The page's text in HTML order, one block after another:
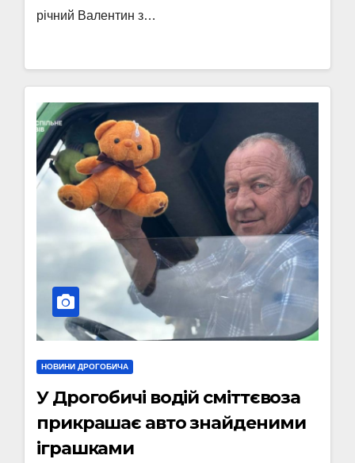
річний Валентин з…
НОВИНИ ДРОГОБИЧА
У Дрогобичі водій сміттєвоза
прикрашає авто знайденими
іграшками